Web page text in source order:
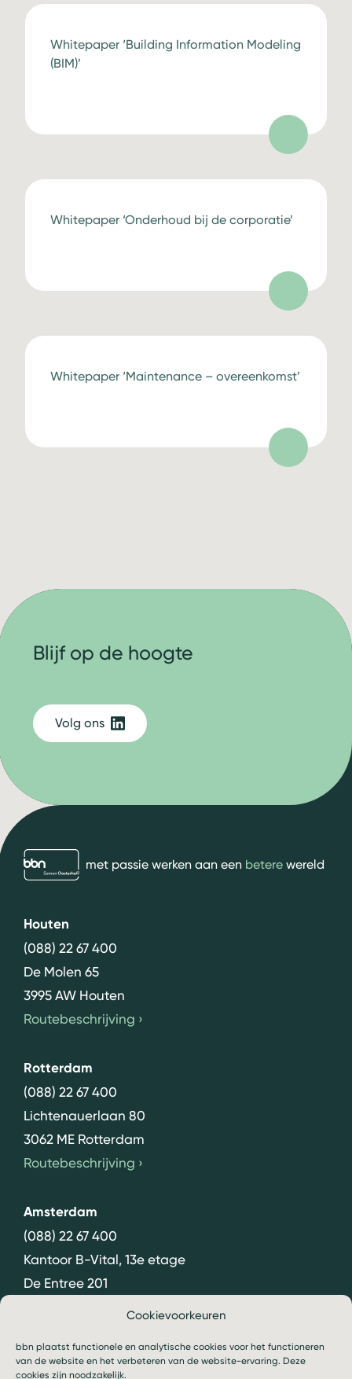
Cookievoorkeuren
bbn plaatst functionele en analytische cookies voor het functioneren
van de website en het verbeteren van de website-ervaring. Deze
cookies zijn noodzakelijk.
Whitepaper ‘Building Information Modeling
(BIM)’
Whitepaper ‘Onderhoud bij de corporatie’
Whitepaper ‘Maintenance – overeenkomst’
bbn adviseursmet passie werken aan een beterewereld
Houten
(088) 22 67 400
De Molen 65
3995 AW Houten
Routebeschrijving ›
Rotterdam
(088) 22 67 400
Lichtenauerlaan 80
3062 ME Rotterdam
Routebeschrijving ›
Amsterdam
(088) 22 67 400
Kantoor B-Vital, 13e etage
De Entree 201
1101 HG Amsterdam
Blijf op de hoogte
Volg ons